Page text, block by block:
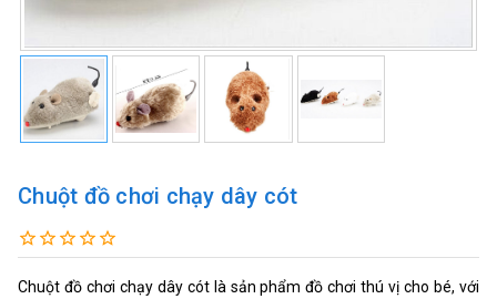
Chuột đồ chơi chạy dây cót
Chuột đồ chơi chạy dây cót là sản phẩm đồ chơi thú vị cho bé, với